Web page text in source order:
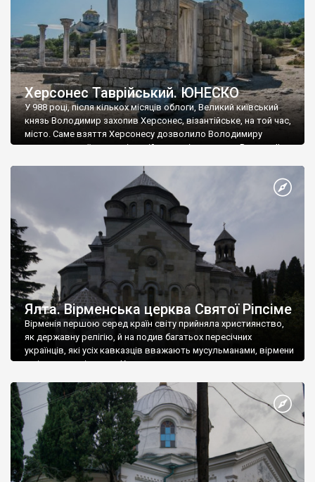
Херсонес Таврійський. ЮНЕСКО
У 988 році, після кількох місяців облоги, Великий київський
князь Володимир захопив Херсонес, візантійське, на той час,
місто. Саме взяття Херсонесу дозволило Володимиру
диктувати свої умови візантійському імператору Василю ІІ, та
Херсонесі Володимир-язичник, став Василем-християнином.
А потім було Хрещення Русі. На честь Херсонесу Таврійського
Ялта. Вірменська церква Святої Ріпсіме
Вірменія першою серед країн світу прийняла християнство,
як державну релігію, й на подив багатьох пересічних
українців, які усіх кавказців вважають мусульманами, вірмени
є відданими вірянами Христа